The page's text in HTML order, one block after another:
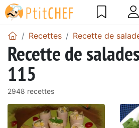
Recettes Recette de
Recette de
115
2948 recettes